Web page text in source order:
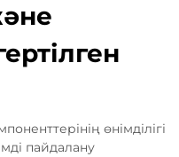
өнімділігі
пайдалану